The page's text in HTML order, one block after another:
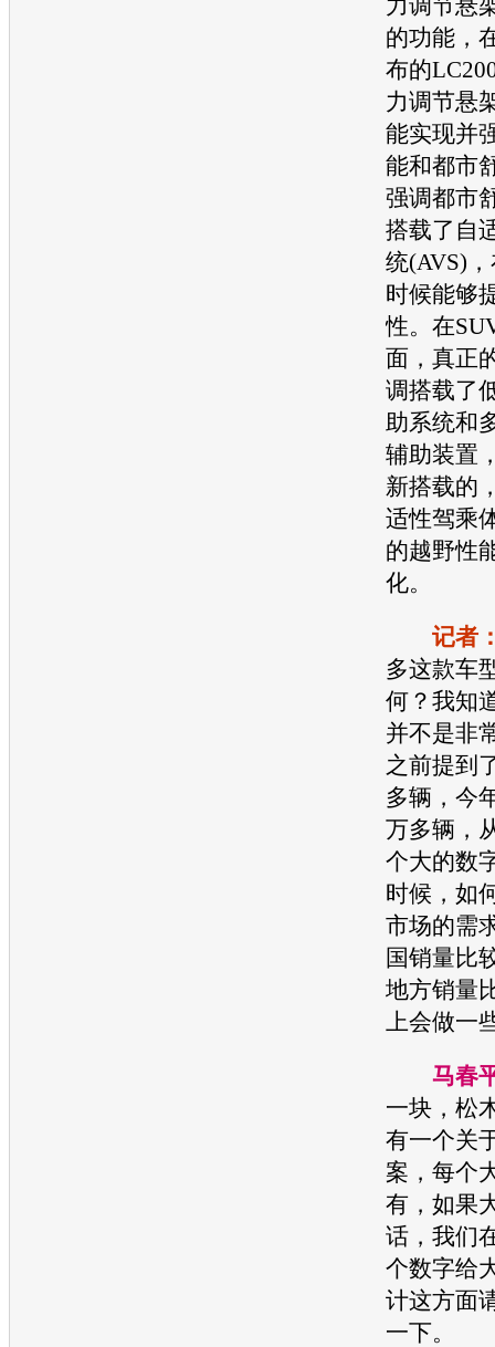
力调节悬
的功能，
布的
力调节悬
能实现并
能和都市
强调都市
搭载了自
统(AVS)
时候能够
性。在
面，真正
调搭载了
助系统和
辅助装置
新搭载的
适性驾乘
的越野性
化。
记者
多这款车
何？我知
并不是非
之前提到
多辆，今
万多辆，
个大的数
时候，如
市场的需
国销量比
地方销量
上会做一
马春
一块，松
有一个关
案，每个
有，如果
话，我们
个数字给
计这方面
一下。